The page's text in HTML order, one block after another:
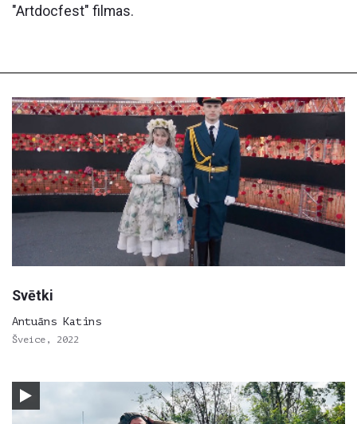
"Artdoсfest" filmas.
Svētki
Antuāns Katins
Šveice, 2022